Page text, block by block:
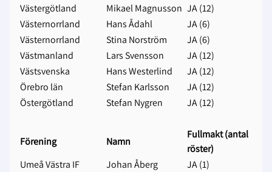
Västergötland
Mikael Magnusson JA (12)
Västernorrland
Hans Ådahl
JA (6)
Västernorrland
Stina Norström
JA (6)
Västmanland
Lars Svensson
JA (12)
Västsvenska
Hans Westerlind
JA (12)
Örebro län
Stefan Karlsson
JA (12)
Östergötland
Stefan Nygren JA (12)
Förening Namn
Fullmakt (antal
röster)
Umeå Västra IF
Johan Åberg
JA (1)